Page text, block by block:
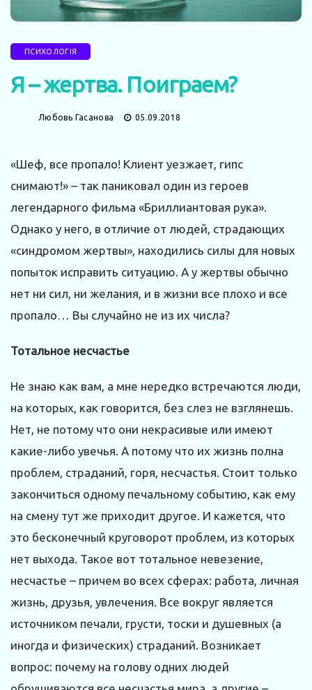
ПСИХОЛОГІЯ
Я – жертва. Поиграем?
Любовь Гасанова 05.09.2018
«Шеф, все пропало! Клиент уезжает, гипс
снимают!» – так паниковал один из героев
легендарного фильма «Бриллиантовая рука».
Однако у него, в отличие от людей, страдающих
«синдромом жертвы», находились силы для новых
попыток исправить ситуацию. А у жертвы обычно
нет ни сил, ни желания, и в жизни все плохо и все
пропало… Вы случайно не из их числа?
Тотальное несчастье
Не знаю как вам, а мне нередко встречаются люди,
на которых, как говорится, без слез не взглянешь.
Нет, не потому что они некрасивые или имеют
какие-либо увечья. А потому что их жизнь полна
проблем, страданий, горя, несчастья. Стоит только
закончиться одному печальному событию, как ему
на смену тут же приходит другое. И кажется, что
это бесконечный круговорот проблем, из которых
нет выхода. Такое вот тотальное невезение,
несчастье – причем во всех сферах: работа, личная
жизнь, друзья, увлечения. Все вокруг является
источником печали, грусти, тоски и душевных (а
иногда и физических) страданий. Возникает
вопрос: почему на голову одних людей